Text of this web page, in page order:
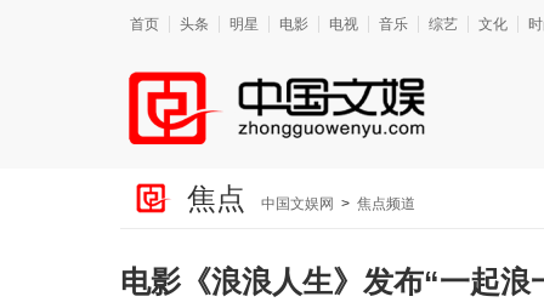
首页 头条 明星 电影 电视 音乐 综艺 文化
焦点 中国文娱网 > 焦点频道
电影《浪浪人生》发布“一起